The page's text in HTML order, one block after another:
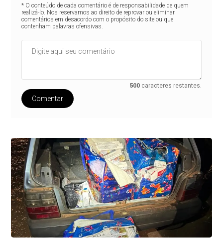
* O conteúdo de cada comentário é de responsabilidade de quem
realizá-lo. Nos reservamos ao direito de reprovar ou eliminar
comentários em desacordo com o propósito do site ou que
contenham palavras ofensivas.
500 caracteres restantes.
Comentar